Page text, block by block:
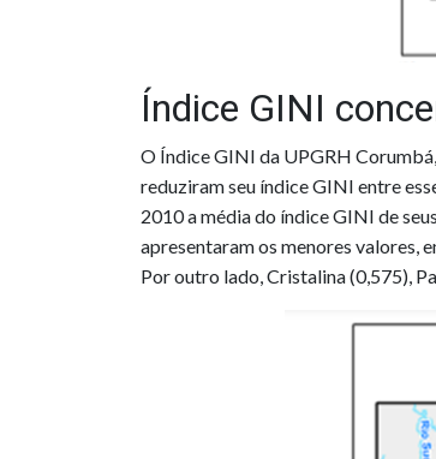
Índice GINI
O Índice GINI da UPGRH
reduziram seu índice GINI entre
2010 a média do índice GINI de
apresentaram os menores valores,
Por outro lado, Cristalina (0,575),